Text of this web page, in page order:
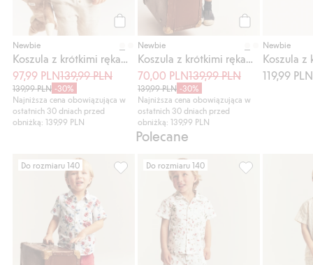
Newbie
97,99 PLN139,99 PLN
139,99 PLN -30%
Najniższa cena obowiązująca w
ostatnich 30 dniach przed
obniżką: 139,99 PLN
Newbie
70,00 PLN139,99 PLN
139,99 PLN -30%
Najniższa cena obowiązująca w
ostatnich 30 dniach przed
obniżką: 139,99 PLN
Newbie
119,99 PLN
Polecane
Do rozmiaru 140
Koszula z krótkimi rękawami, w kwiaty,
Do rozmiaru 140
Szorty z